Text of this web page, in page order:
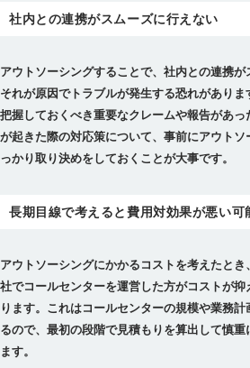
社内との連携がスムーズに行えない
アウトソーシングすることで、社内との連携が
それが原因でトラブルが発生する恐れがあり
把握しておくべき重要なクレームや報告があっ
が起きた際の対応策について、事前にアウトソ
っかり取り決めをしておくことが大事です。
長期目線で考えると費用対効果が悪い可
アウトソーシングにかかるコストを考えたとき
社でコールセンターを運営した方がコストが抑
ります。これはコールセンターの規模や業務
るので、最初の段階で見積もりを算出して慎
ます。